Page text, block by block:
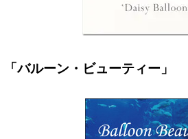
「バルーン・ビューティー」